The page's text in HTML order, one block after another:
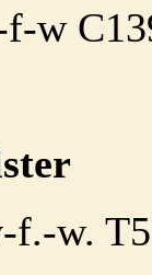
w
f.-w.